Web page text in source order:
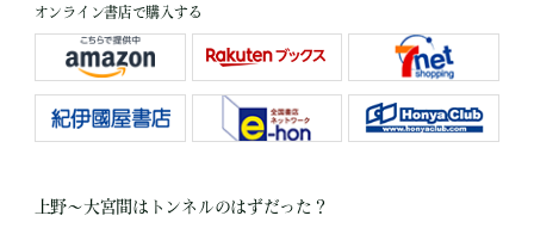
オンライン書店で購入する
上野～大宮間はトンネルのはずだった？